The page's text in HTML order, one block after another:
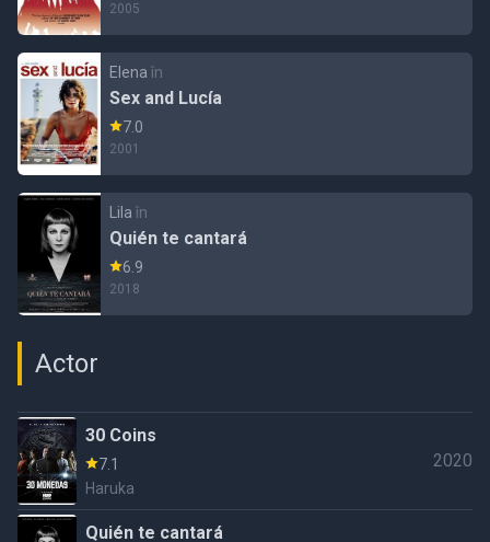
2005
Elena în
Sex and Lucía
7.0
2001
Lila în
Quién te cantará
6.9
2018
Actor
30 Coins
7.1
Haruka
2020
Quién te cantará